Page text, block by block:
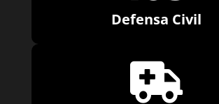
Defensa Civil
